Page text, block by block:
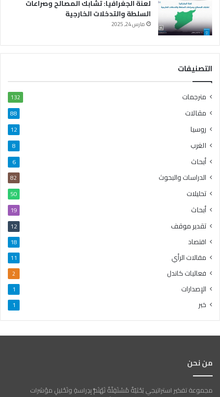
لعنة الجغرافيا: تشابك المصالح وصراعات
السلطة والتدخلات الخارجية
مارس 24, 2025
التصنيفات
مترجمات 132
مقالات 88
روسيا 12
الغرب 8
أبحاث 6
الدراسات والبحوث 82
تحليلات 50
أبحاث 19
تقدير موقف 12
اقتصاد 18
مقالات الرأي 11
فعاليات كاندل 2
الإصدارات 1
خبر 1
من نحن
مجموعة تفكير استراتيجي بَحْثيّةٌ مُسْتَقِلّةٌ تَهْتَمُّ بِدِراسةِ وتَحْليلِ مؤشرات